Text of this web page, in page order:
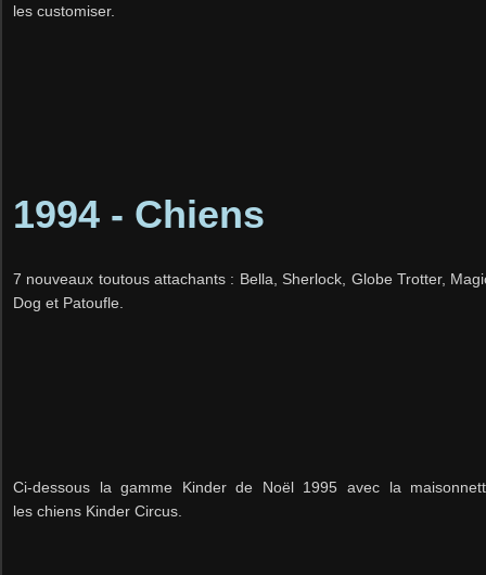
les customiser.
1994 - Chiens
7 nouveaux toutous attachants : Bella, Sherlock, Globe Trotter,
Dog et Patoufle.
Ci-dessous la gamme Kinder de Noël 1995 avec la
les chiens Kinder Circus.